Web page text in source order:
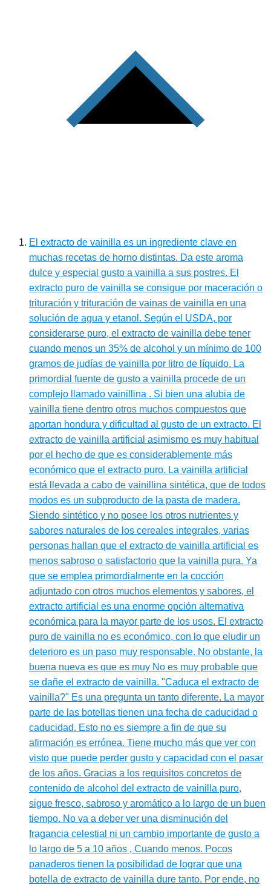
El extracto de vainilla es un ingrediente clave en
muchas recetas de horno distintas. Da este aroma
dulce y especial gusto a vainilla a sus postres. El
extracto puro de vainilla se consigue por maceración o
trituración y trituración de vainas de vainilla en una
solución de agua y etanol. Según el USDA, por
considerarse puro, el extracto de vainilla debe tener
cuando menos un 35% de alcohol y un mínimo de 100
gramos de judías de vainilla por litro de líquido. La
primordial fuente de gusto a vainilla procede de un
complejo llamado vainillina . Si bien una alubia de
vainilla tiene dentro otros muchos compuestos que
aportan hondura y dificultad al gusto de un extracto. El
extracto de vainilla artificial asimismo es muy habitual
por el hecho de que es considerablemente más
económico que el extracto puro. La vainilla artificial
está llevada a cabo de vainillina sintética, que de todos
modos es un subproducto de la pasta de madera.
Siendo sintético y no posee los otros nutrientes y
sabores naturales de los cereales integrales, varias
personas hallan que el extracto de vainilla artificial es
menos sabroso o satisfactorio que la vainilla pura. Ya
que se emplea primordialmente en la cocción
adjuntado con otros muchos elementos y sabores, el
extracto artificial es una enorme opción alternativa
económica para la mayor parte de los usos. El extracto
puro de vainilla no es económico, con lo que eludir un
deterioro es un paso muy responsable. No obstante, la
buena nueva es que es muy No es muy probable que
se dañe el extracto de vainilla. "Caduca el extracto de
vainilla?" Es una pregunta un tanto diferente. La mayor
parte de las botellas tienen una fecha de caducidad o
caducidad. Esto no es siempre a fin de que su
afirmación es errónea. Tiene mucho más que ver con
visto que puede perder gusto y capacidad con el pasar
de los años. Gracias a los requisitos concretos de
contenido de alcohol del extracto de vainilla puro,
sigue fresco, sabroso y aromático a lo largo de un buen
tiempo. No va a deber ver una disminución del
fragancia celestial ni un cambio importante de gusto a
lo largo de 5 a 10 años , Cuando menos. Pocos
panaderos tienen la posibilidad de lograr que una
botella de extracto de vainilla dure tanto. Por ende, no